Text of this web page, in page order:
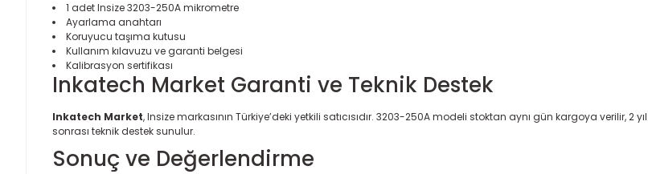
1 adet Insize 3203-250A mikrometre
Ayarlama anahtarı
Koruyucu taşıma kutusu
Kullanım kılavuzu ve garanti belgesi
Kalibrasyon sertifikası
Inkatech Market Garanti ve Teknik Destek
Inkatech Market, Insize markasının Türkiye’deki yetkili satıcısıdır. 3203-250A modeli stoktan aynı gün kargoya verilir,
sonrası teknik destek sunulur.
Sonuç ve Değerlendirme